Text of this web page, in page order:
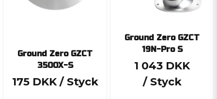
Ground Zero GZCT
3500X-S
175 DKK / Styck
Ground Zero GZCT
19N-Pro S
1 043 DKK
/ Styck